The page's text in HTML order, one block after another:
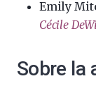
Emily
Cécile
Sobre la